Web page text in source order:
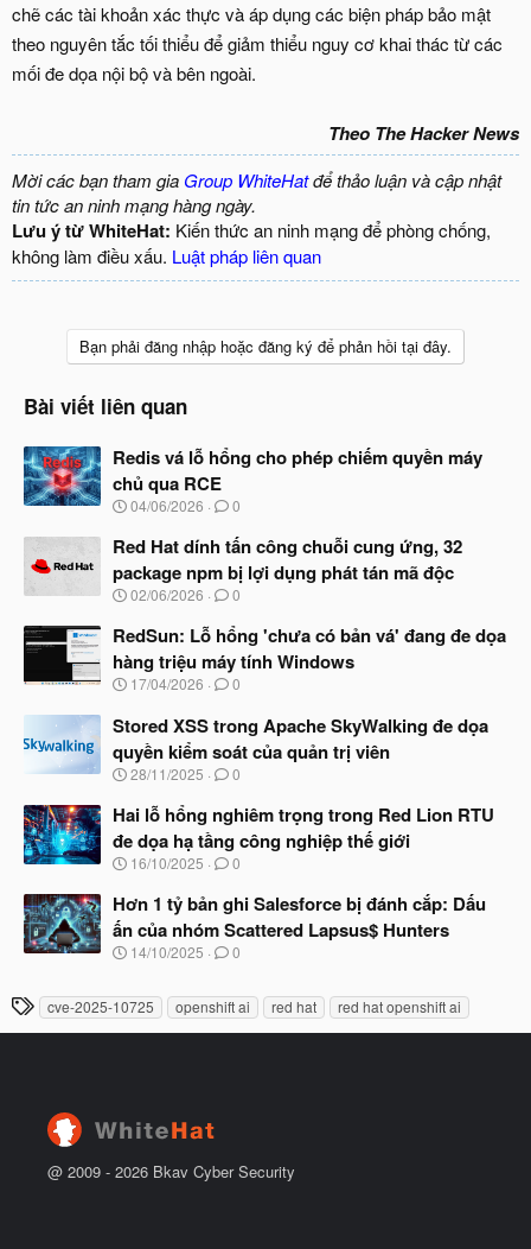
chẽ các tài khoản xác thực và áp dụng các biện pháp bảo mật
theo nguyên tắc tối thiểu để giảm thiểu nguy cơ khai thác từ các
mối đe dọa nội bộ và bên ngoài.
Theo The Hacker News
Mời các bạn tham gia Group WhiteHatđể thảo luận và cập nhật
tin tức an ninh mạng hàng ngày.
Lưu ý từ WhiteHat: Kiến thức an ninh mạng để phòng chống,
không làm điều xấu. Luật pháp liên quan
Bạn phải đăng nhập hoặc đăng ký để phản hồi tại đây.
Bài viết liên quan
Redis vá lỗ hổng cho phép chiếm quyền máy
chủ qua RCE
N
à
b
ắ
đ
ầ
u
04/06/2026 0
Red Hat dính tấn công chuỗi cung ứng, 32
package npm bị lợi dụng phát tán mã độc
N
à
b
ắ
đ
ầ
u
02/06/2026 0
RedSun: Lỗ hổng 'chưa có bản vá' đang đe dọa
hàng triệu máy tính Windows
N
à
y
b
ắ
đ
ầ
u
17/04/2026 0
Stored XSS trong Apache SkyWalking đe dọa
quyền kiểm soát của quản trị viên
N
à
b
ắ
đ
ầ
u
28/11/2025 0
Hai lỗ hổng nghiêm trọng trong Red Lion RTU
đe dọa hạ tầng công nghiệp thế giới
N
à
b
ắ
đ
ầ
u
16/10/2025 0
Hơn 1 tỷ bản ghi Salesforce bị đánh cắp: Dấu
ấn của nhóm Scattered Lapsus$ Hunters
N
y
u
14/10/2025 0
T
h
cve-2025-10725 openshift ai red hat red hat openshift ai
@ 2009 - 2026 Bkav Cyber Security